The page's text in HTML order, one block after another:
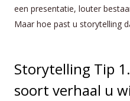
een presentatie, louter
Maar hoe past u storytelling
Storytelling Tip
soort verhaal u